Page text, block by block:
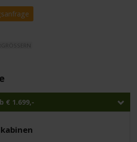
€ 1.699,-